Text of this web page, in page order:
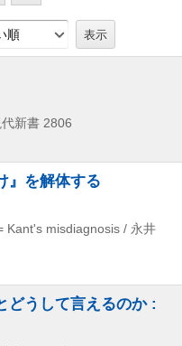
順
新書 2806
』を解体する
Kant's misdiagnosis / 永井
どうして言えるのか :